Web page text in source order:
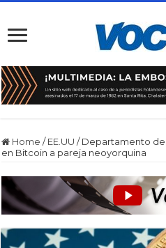
Home / EE.UU / Departamento de
en Bitcoin a pareja neoyorquina